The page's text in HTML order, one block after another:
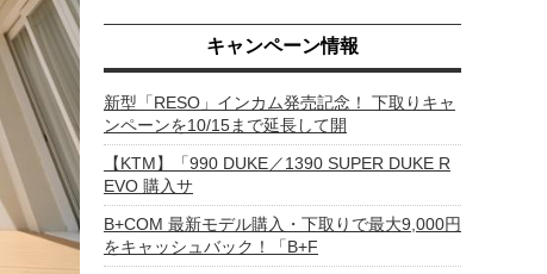
キャンペーン情報
新型「RESO」インカム発売記念！ 下取りキャ
ンペーンを10/15まで延長して開
【KTM】「990 DUKE／1390 SUPER DUKE R
EVO 購入サ
B+COM 最新モデル購入・下取りで最大9,000円
をキャッシュバック！「B+F